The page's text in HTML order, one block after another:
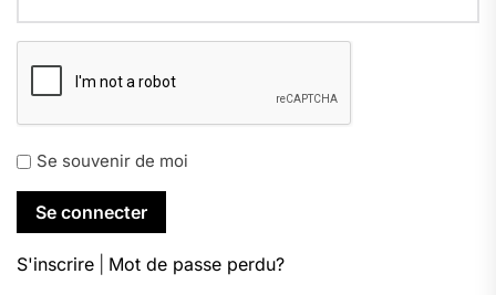
Se souvenir de moi
S'inscrire Mot de passe perdu?